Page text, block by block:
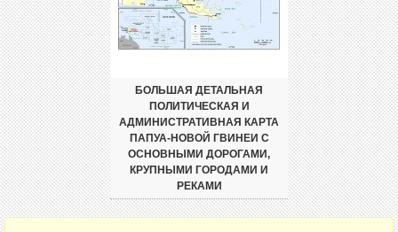
БОЛЬШАЯ ДЕТАЛЬНАЯ
ПОЛИТИЧЕСКАЯ И
АДМИНИСТРАТИВНАЯ КАРТА
ПАПУА-НОВОЙ ГВИНЕИ С
ОСНОВНЫМИ ДОРОГАМИ,
КРУПНЫМИ ГОРОДАМИ И
РЕКАМИ